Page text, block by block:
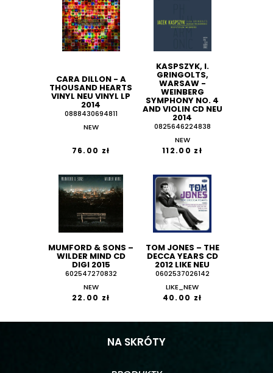
CARA DILLON - A
THOUSAND HEARTS
VINYL NEU VINYL LP
2014
0888430694811
NEW
76.00 zł
KASPSZYK, I.
GRINGOLTS,
WARSAW -
WEINBERG
SYMPHONY NO. 4
AND VIOLIN CD NEU
2014
0825646224838
NEW
112.00 zł
MUMFORD & SONS ‎–
WILDER MIND CD
DIGI 2015
602547270832
NEW
22.00 zł
TOM JONES ‎– THE
DECCA YEARS CD
2012 LIKE NEU
0602537026142
LIKE_NEW
40.00 zł
NA SKRÓTY